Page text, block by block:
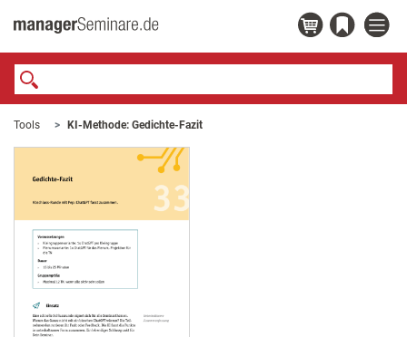
Tools KI-Methode: Gedichte-Fazit